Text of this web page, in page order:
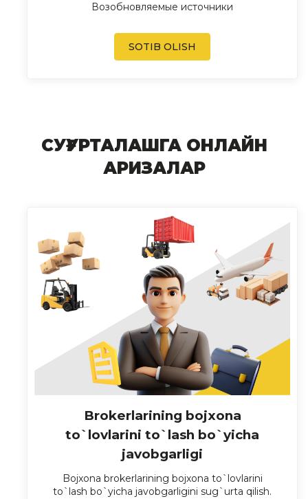
Возобновляемые источники
SOTIB OLISH
СУҒУРТАЛАШГА ОНЛАЙН
АРИЗАЛАР
Brokerlarining bojxona
to`lovlarini to`lash bo`yicha
javobgarligi
Bojxona brokerlarining bojxona to`lovlarini
to`lash bo`yicha javobgarligini sug`urta qilish.